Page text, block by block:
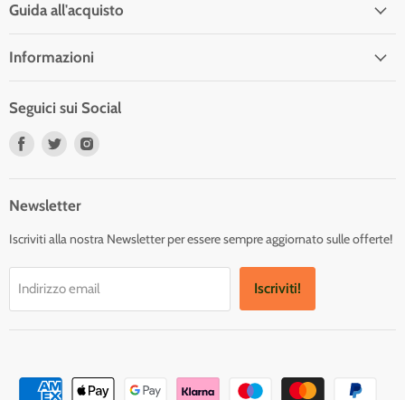
Guida all'acquisto
Informazioni
Seguici sui Social
Trovaci
Trovaci
Newsletter
Iscriviti alla nostra Newsletter per essere sempre aggiornato sulle offerte!
Indirizzo email Iscriviti!